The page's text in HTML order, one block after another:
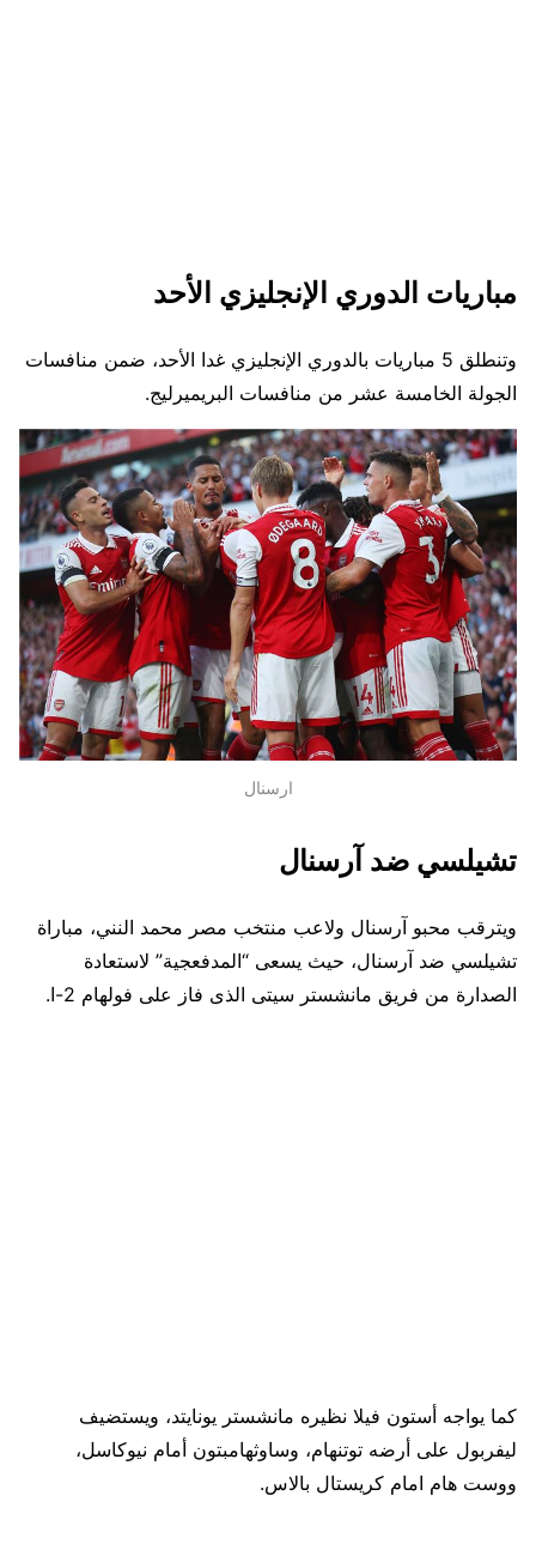
مباريات الدوري الإنجليزي الأحد
وتنطلق 5 مباريات بالدوري الإنجليزي غدا الأحد، ضمن منافسات
الجولة الخامسة عشر من منافسات البريميرليج.
ارسنال
تشيلسي ضد آرسنال
ويترقب محبو آرسنال ولاعب منتخب مصر محمد النني، مباراة
تشيلسي ضد آرسنال، حيث يسعى “المدفعجية” لاستعادة
الصدارة من فريق مانشستر سيتى الذى فاز على فولهام 2-ا.
كما يواجه أستون فيلا نظيره مانشستر يونايتد، ويستضيف
ليفربول على أرضه توتنهام، وساوثهامبتون أمام نيوكاسل،
ووست هام امام كريستال بالاس.